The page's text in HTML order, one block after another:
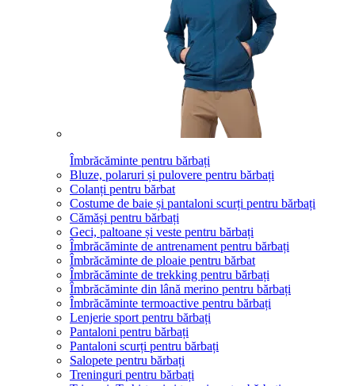
Îmbrăcăminte pentru bărbați
Bluze, polaruri și pulovere pentru bărbați
Colanți pentru bărbat
Costume de baie și pantaloni scurți pentru bărbați
Cămăși pentru bărbați
Geci, paltoane și veste pentru bărbați
Îmbrăcăminte de antrenament pentru bărbați
Îmbrăcăminte de ploaie pentru bărbat
Îmbrăcăminte de trekking pentru bărbați
Îmbrăcăminte din lână merino pentru bărbați
Îmbrăcăminte termoactive pentru bărbați
Lenjerie sport pentru bărbați
Pantaloni pentru bărbați
Pantaloni scurți pentru bărbați
Salopete pentru bărbați
Treninguri pentru bărbați